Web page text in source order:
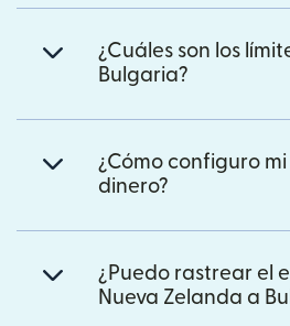
¿Cuáles son los
Bulgaria?
¿Cómo configuro
dinero?
¿Puedo rastrear el
Nueva Zelanda a